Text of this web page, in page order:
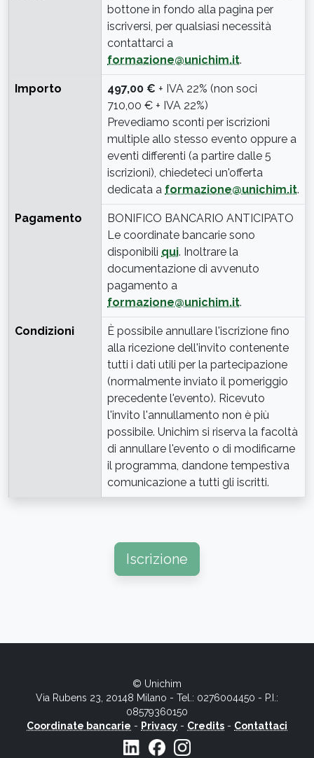
bottone in fondo alla pagina per
iscriversi, per qualsiasi necessità
contattarci a
formazione@unichim.it.
Importo 497,00 € + IVA 22% (non soci
710,00 € + IVA 22%)
Prevediamo sconti per iscrizioni
multiple allo stesso evento oppure a
eventi differenti (a partire dalle 5
iscrizioni), chiedeteci un'offerta
dedicata a formazione@unichim.it.
Pagamento
BONIFICO BANCARIO ANTICIPATO
Le coordinate bancarie sono
disponibili qui. Inoltrare la
documentazione di avvenuto
pagamento a
formazione@unichim.it.
Condizioni
È possibile annullare l'iscrizione fino
alla ricezione dell'invito contenente
tutti i dati utili per la partecipazione
(normalmente inviato il pomeriggio
precedente l'evento). Ricevuto
l'invito l'annullamento non è più
possibile. Unichim si riserva la facoltà
di annullare l'evento o di modificarne
il programma, dandone tempestiva
comunicazione a tutti gli iscritti.
Iscrizione
© Unichim
Via Rubens 23, 20148 Milano - Tel.: 0276004450 - P.I.:
08579360150
Coordinate bancarie - Privacy - Credits - Contattaci